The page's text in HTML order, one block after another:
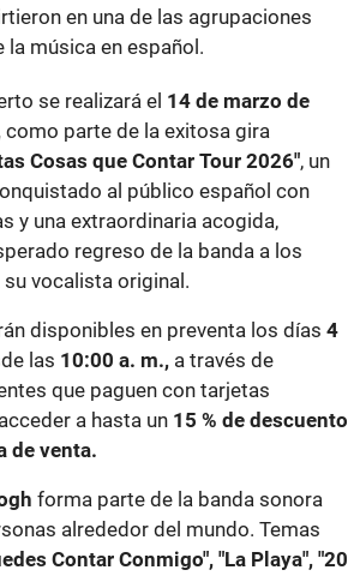
en una de las agrupaciones
la música en español.
se realizará el 14 de marzo de
como parte de la exitosa gira
Cosas que Contar Tour 2026", un
al público español con
y una extraordinaria acogida,
regreso de la banda a los
vocalista original.
disponibles en preventa los días 4
las 10:00 a. m., a través de
que paguen con tarjetas
a hasta un 15 % de descuento
de venta.
forma parte de la banda sonora
alrededor del mundo. Temas
Contar Conmigo", "La Playa", "20